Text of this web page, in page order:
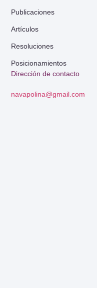
Dirección de contacto
navapolina@gmail.com
Publicaciones
Artículos
Resoluciones
Posicionamientos